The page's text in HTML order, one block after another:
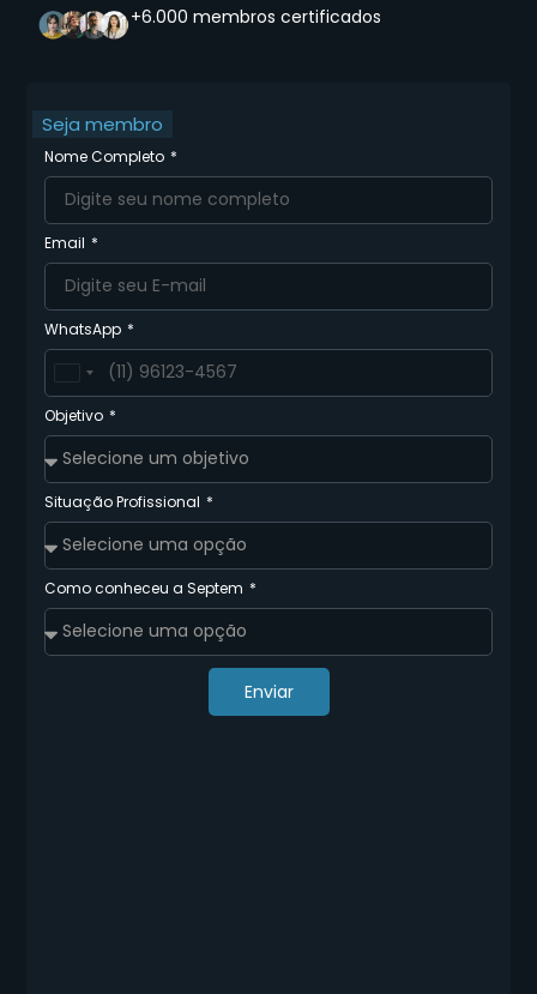
+6.000 membros certificados
Seja membro
Nome Completo
Email
WhatsApp
Brazil
+55
Objetivo
Situação Profissional
Como conheceu a Septem
Enviar